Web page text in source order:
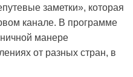
заметки», которая
канале. В программе
манере
от разных стран, в